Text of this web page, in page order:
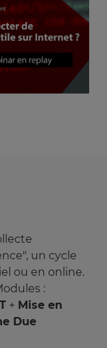
un cycle
ou en online.
:
+ Mise en
Due